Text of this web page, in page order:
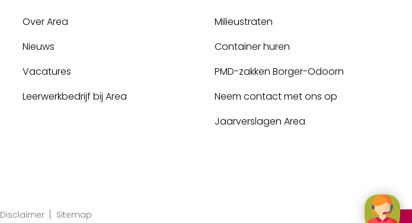
Over Area
Nieuws
Vacatures
Leerwerkbedrijf bij Area
Milieustraten
Container huren
PMD-zakken Borger-Odoorn
Neem contact met ons op
Jaarverslagen Area
Disclaimer
Sitemap